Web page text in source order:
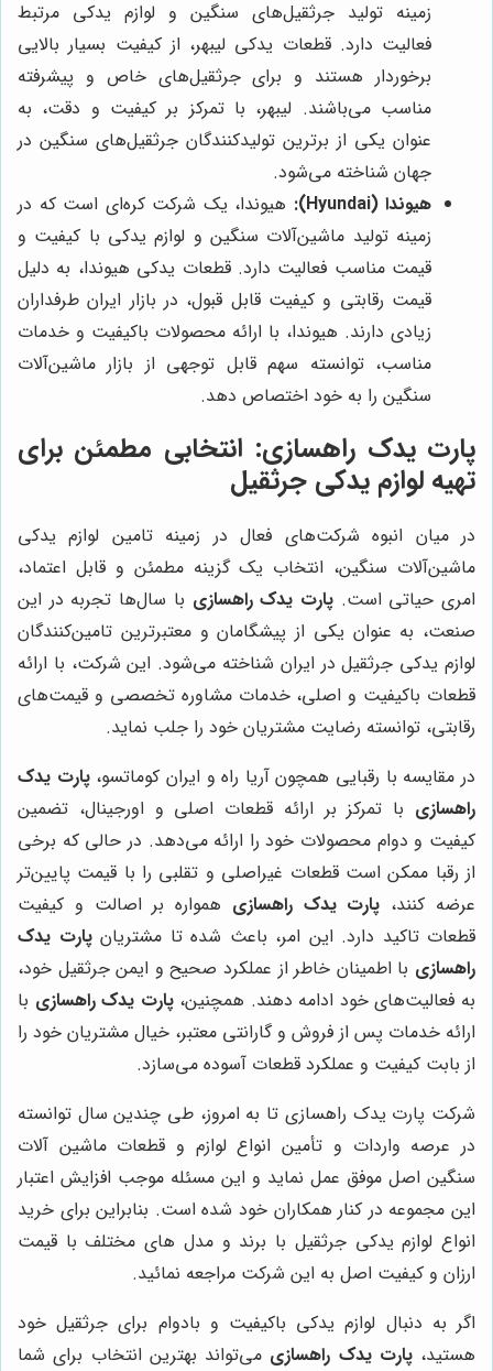
زمینه تولید جرثقیل‌های سنگین و لوازم یدکی مرتبط
فعالیت دارد. قطعات یدکی لیبهر، از کیفیت بسیار بالایی
برخوردار هستند و برای جرثقیل‌های خاص و پیشرفته
مناسب می‌باشند. لیبهر، با تمرکز بر کیفیت و دقت، به
عنوان یکی از برترین تولیدکنندگان جرثقیل‌های سنگین در
جهان شناخته می‌شود.
هیوندا (Hyundai):
هیوندا، یک شرکت کره‌ای است که در
زمینه تولید ماشین‌آلات سنگین و لوازم یدکی با کیفیت و
قیمت مناسب فعالیت دارد. قطعات یدکی هیوندا، به دلیل
قیمت رقابتی و کیفیت قابل قبول، در بازار ایران طرفداران
زیادی دارند. هیوندا، با ارائه محصولات باکیفیت و خدمات
مناسب، توانسته سهم قابل توجهی از بازار ماشین‌آلات
سنگین را به خود اختصاص دهد.
پارت یدک راهسازی: انتخابی مطمئن برای
تهیه لوازم یدکی جرثقیل
در میان انبوه شرکت‌های فعال در زمینه تامین لوازم یدکی
ماشین‌آلات سنگین، انتخاب یک گزینه مطمئن و قابل اعتماد،
امری حیاتی است.پارت یدک راهسازی با سال‌ها تجربه در این
صنعت، به عنوان یکی از پیشگامان و معتبرترین تامین‌کنندگان
لوازم یدکی جرثقیل در ایران شناخته می‌شود. این شرکت، با ارائه
قطعات باکیفیت و اصلی، خدمات مشاوره تخصصی و قیمت‌های
رقابتی، توانسته رضایت مشتریان خود را جلب نماید.
در مقایسه با رقبایی همچون آریا راه و ایران کوماتسو،پارت یدک
راهسازی با تمرکز بر ارائه قطعات اصلی و اورجینال، تضمین
کیفیت و دوام محصولات خود را ارائه می‌دهد. در حالی که برخی
از رقبا ممکن است قطعات غیراصلی و تقلبی را با قیمت پایین‌تر
عرضه کنند، پارت یدک راهسازی همواره بر اصالت و کیفیت
قطعات تاکید دارد. این امر، باعث شده تا مشتریانپارت یدک
راهسازی با اطمینان خاطر از عملکرد صحیح و ایمن جرثقیل خود،
به فعالیت‌های خود ادامه دهند. همچنین،پارت یدک راهسازی با
ارائه خدمات پس از فروش و گارانتی معتبر، خیال مشتریان خود را
از بابت کیفیت و عملکرد قطعات آسوده می‌سازد.
شرکت پارت یدک راهسازی تا به امروز، طی چندین سال توانسته
در عرصه واردات و تأمین انواع لوازم و قطعات ماشین آلات
سنگین اصل موفق عمل نماید و این مسئله موجب افزایش اعتبار
این مجموعه در کنار همکاران خود شده است. بنابراین برای خرید
انواع لوازم یدکی جرثقیل با برند و مدل های مختلف با قیمت
ارزان و کیفیت اصل به این شرکت مراجعه نمائید.
اگر به دنبال لوازم یدکی باکیفیت و بادوام برای جرثقیل خود
هستید،پارت یدک راهسازی می‌تواند بهترین انتخاب برای شما